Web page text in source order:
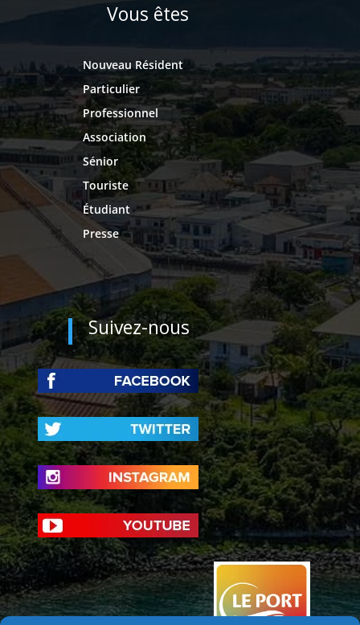
Vous êtes
Nouveau Résident
Particulier
Professionnel
Association
Sénior
Touriste
Étudiant
Presse
Suivez-nous